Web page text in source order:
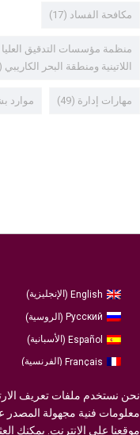
مكافحة الفساد (17)
منظمة مؤسسات التدقيق العليا
اللاتينية ومنطقة البحر الكاريبي
مهارات إدارة (49) موارد
English
(الإنجليزية)
Русский
(الروسية)
Español
(الأسبانية)
Français
(الفرنسية)
Português
(البرتغالية ،
معلومات فنية مجهولة
موقعنا على الإنترنت. يمكنك